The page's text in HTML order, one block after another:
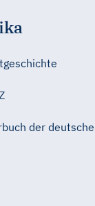
der